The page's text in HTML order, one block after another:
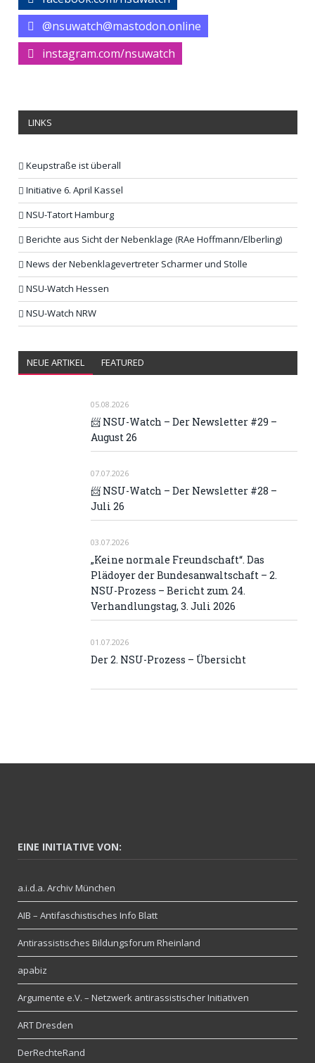
@nsuwatch@mastodon.online
instagram.com/nsuwatch
LINKS
Keupstraße ist überall
Initiative 6. April Kassel
NSU-Tatort Hamburg
Berichte aus Sicht der Nebenklage (RAe Hoffmann/Elberling)
News der Nebenklagevertreter Scharmer und Stolle
NSU-Watch Hessen
NSU-Watch NRW
NEUE ARTIKEL FEATURED
05.08.2026
📨 NSU-Watch – Der Newsletter #29 –
August 26
07.07.2026
📨 NSU-Watch – Der Newsletter #28 –
Juli 26
03.07.2026
„Keine normale Freundschaft“. Das
Plädoyer der Bundesanwaltschaft – 2.
NSU-Prozess – Bericht zum 24.
Verhandlungstag, 3. Juli 2026
01.07.2026
Der 2. NSU-Prozess – Übersicht
EINE INITIATIVE VON:
a.i.d.a. Archiv München
AIB – Antifaschistisches Info Blatt
Antirassistisches Bildungsforum Rheinland
apabiz
Argumente e.V. – Netzwerk antirassistischer Initiativen
ART Dresden
DerRechteRand